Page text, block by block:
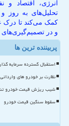
انرژی، اقتصاد و
تحلیل‌های به روز
کمک می‌کند تا درک
و در تصمیم‌گیری‌های
پربیننده ترین ها
استقبال گسترده سرمایه
نظارت بر خودرو های
شیب ریزش قیمت خودرو
سقوط سنگین قیمت خودرو